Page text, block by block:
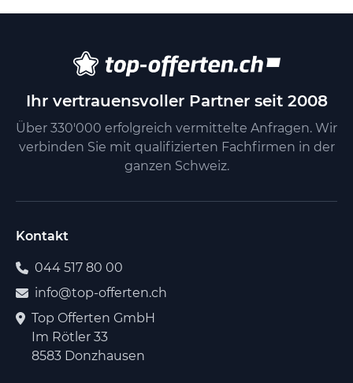
Ihr vertrauensvoller Partner seit 2008
Über 330'000 erfolgreich vermittelte Anfragen. Wir
verbinden Sie mit qualifizierten Fachfirmen in der
ganzen Schweiz.
Kontakt
044 517 80 00
info@top-offerten.ch
Top Offerten GmbH
Im Rötler 33
8583 Donzhausen